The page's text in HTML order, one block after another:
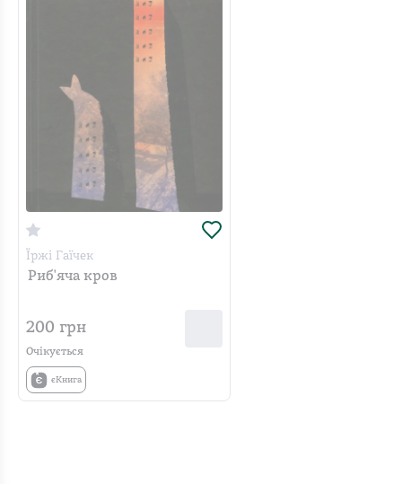
Їржі Гаїчек
Риб'яча кров
200 грн
Очікується
єКнига